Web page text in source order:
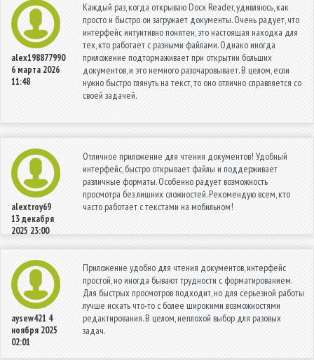
alex198877990
6 марта 2026
11:48
Каждый раз, когда открываю Docx Reader, удивляюсь, как
просто и быстро он загружает документы. Очень радует, что
интерфейс интуитивно понятен, это настоящая находка для
тех, кто работает с разными файлами. Однако иногда
приложение подтормаживает при открытии больших
документов, и это немного разочаровывает. В целом, если
нужно быстро глянуть на текст, то оно отлично справляется со
своей задачей.
alextroy69
13 декабря
2025 23:00
Отличное приложение для чтения документов! Удобный
интерфейс, быстро открывает файлы и поддерживает
различные форматы. Особенно радует возможность
просмотра без лишних сложностей. Рекомендую всем, кто
часто работает с текстами на мобильном!
aysew421 4
ноября 2025
02:01
Приложение удобно для чтения документов, интерфейс
простой, но иногда бывают трудности с форматированием.
Для быстрых просмотров подходит, но для серьезной работы
лучше искать что-то с более широкими возможностями
редактирования. В целом, неплохой выбор для разовых
задач.